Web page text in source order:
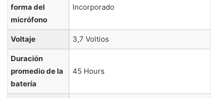
forma del
micrófono
‎Incorporado
Voltaje ‎3,7 Voltios
Duración
promedio de la
batería
‎45 Hours